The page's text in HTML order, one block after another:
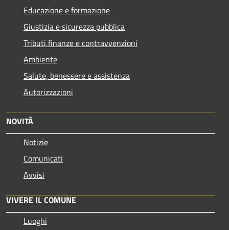
Educazione e formazione
Giustizia e sicurezza pubblica
Tributi,finanze e contravvenzioni
Ambiente
Salute, benessere e assistenza
Autorizzazioni
NOVITÀ
Notizie
Comunicati
Avvisi
VIVERE IL COMUNE
Luoghi